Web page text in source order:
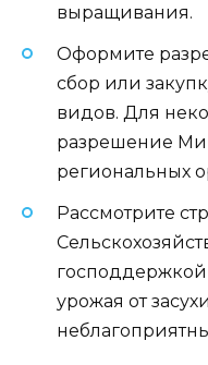
выращивания.
Оформите
сбор или
видов. Для
разрешение
региональных
Рассмотрите
урожая от